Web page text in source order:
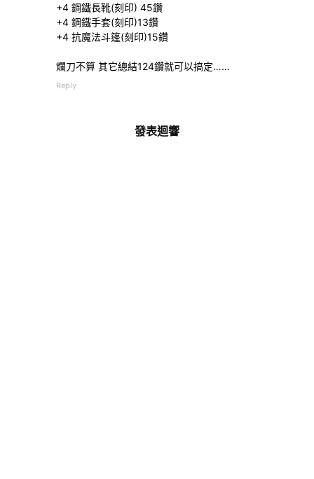
+4 鋼鐵長靴(刻印) 45鑽
+4 鋼鐵手套(刻印)13鑽
+4 抗魔法斗篷(刻印)15鑽
爛刀不算 其它總結124鑽就可以搞定……
Reply
發表迴響